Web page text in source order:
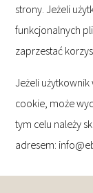
strony. Jeżeli
funkcjonalnych
zaprzestać
Jeżeli
cookie, może
tym celu należy
adresem: